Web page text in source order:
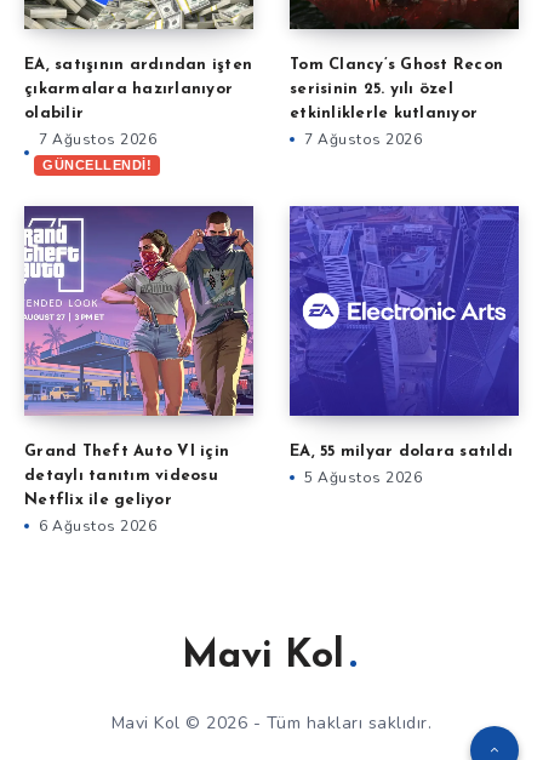
EA, satışının ardından işten
çıkarmalara hazırlanıyor
olabilir
7 Ağustos 2026
GÜNCELLENDİ!
Tom Clancy’s Ghost Recon
serisinin 25. yılı özel
etkinliklerle kutlanıyor
7 Ağustos 2026
Grand Theft Auto VI için
detaylı tanıtım videosu
Netflix ile geliyor
6 Ağustos 2026
EA, 55 milyar dolara satıldı
5 Ağustos 2026
Mavi Kol
Mavi Kol © 2026 - Tüm hakları saklıdır.